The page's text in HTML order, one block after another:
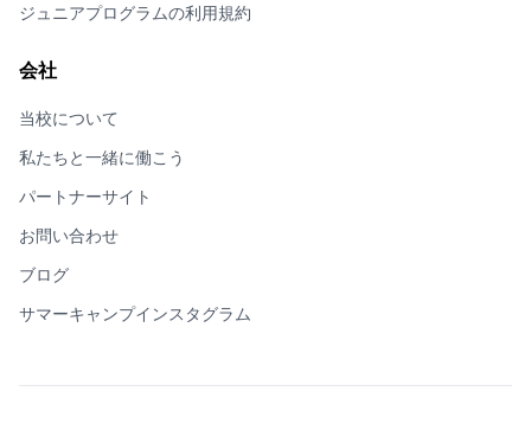
ジュニアプログラムの利用規約
会社
当校について
私たちと一緒に働こう
パートナーサイト
お問い合わせ
ブログ
サマーキャンプインスタグラム